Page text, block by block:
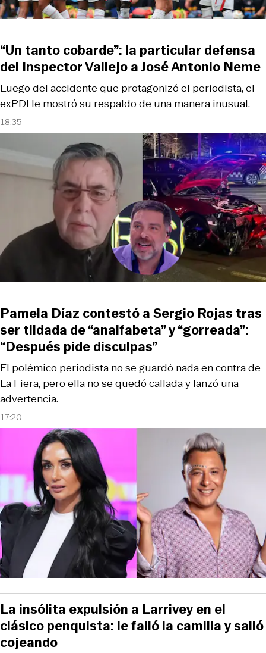
18:35
Luego del accidente que protagonizó el periodista, el
exPDI le mostró su respaldo de una manera inusual.
“Un tanto cobarde”: la particular defensa
del Inspector Vallejo a José Antonio Neme
17:20
El polémico periodista no se guardó nada en contra de
La Fiera, pero ella no se quedó callada y lanzó una
advertencia.
Pamela Díaz contestó a Sergio Rojas tras
ser tildada de “analfabeta” y “gorreada”:
“Después pide disculpas”
La insólita expulsión a Larrivey en el
clásico penquista: le falló la camilla y salió
cojeando